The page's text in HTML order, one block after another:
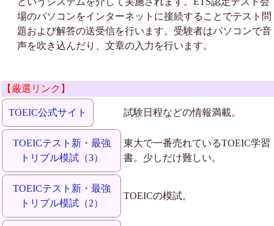
場のパソコンをインターネットに接続することでテスト問
題および解答の送受信を行います。受験者はパソコンで音
声を吹き込んだり、文章の入力を行います。
【厳選リンク】
TOEIC公式サイト 試験日程などの情報満載。
TOEICテスト新・最強
トリプル模試（3）
東大で一番売れているTOEIC学習
書。少しだけ難しい。
TOEICテスト新・最強
トリプル模試（2）
TOEICの模試。